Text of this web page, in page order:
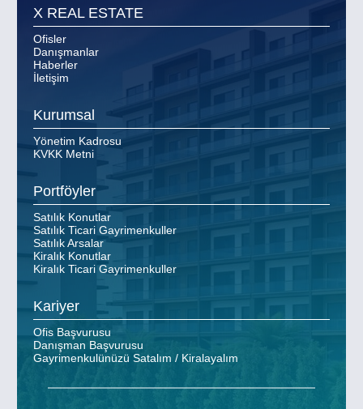
X REAL ESTATE
Ofisler
Danışmanlar
Haberler
İletişim
Kurumsal
Yönetim Kadrosu
KVKK Metni
Portföyler
Satılık Konutlar
Satılık Ticari Gayrimenkuller
Satılık Arsalar
Kiralık Konutlar
Kiralık Ticari Gayrimenkuller
Kariyer
Ofis Başvurusu
Danışman Başvurusu
Gayrimenkulünüzü Satalım / Kiralayalım